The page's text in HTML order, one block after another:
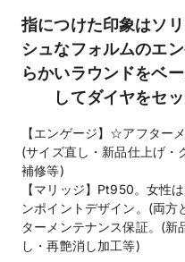
指につけた印象はソ
シュなフォルムのエ
らかいラウンドをベ
してダイヤをセ
【エンゲージ】☆アフター
(サイズ直し・新品仕上げ・
補修等)
【マリッジ】Pt950。女性
ンポイントデザイン。(両
ターメンテナンス保証。(新
し・再艶消し加工等)